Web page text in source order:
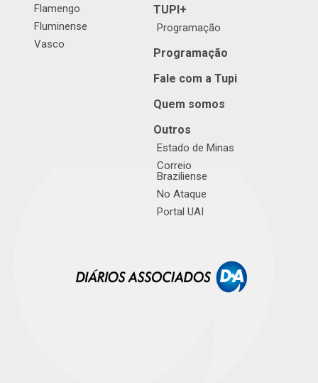
Flamengo
Fluminense
Vasco
TUPI+
Programação
Programação
Fale com a Tupi
Quem somos
Outros
Estado de Minas
Correio
Braziliense
No Ataque
Portal UAI